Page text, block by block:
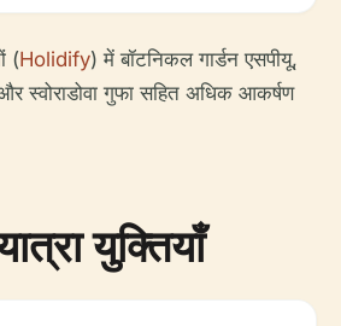
(Holidify) में बॉटनिकल गार्डन एसपीयू,
स्वोराडोवा गुफा सहित अधिक आकर्षण
युक्तियाँ